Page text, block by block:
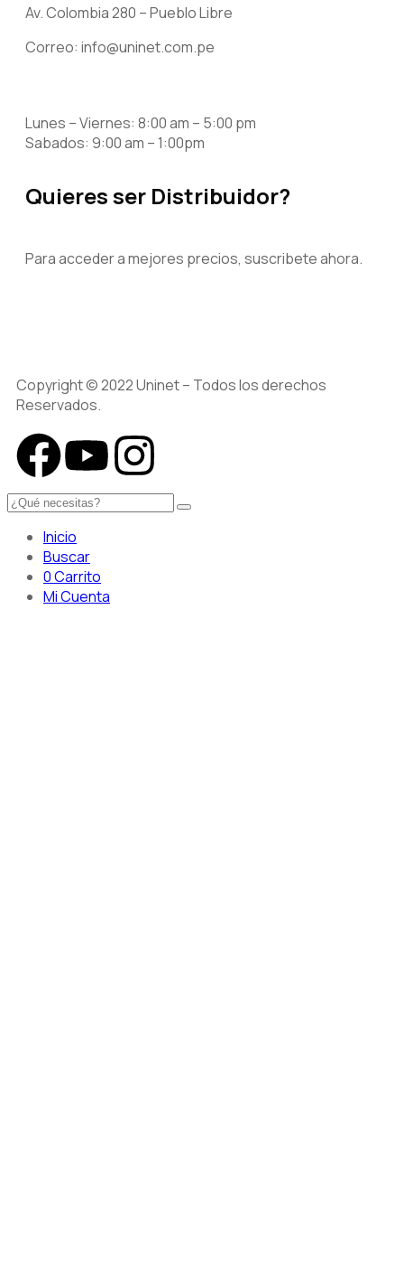
Av. Colombia 280 – Pueblo Libre
Correo: info@uninet.com.pe
Lunes – Viernes: 8:00 am – 5:00 pm
Sabados: 9:00 am – 1:00pm
Quieres ser Distribuidor?
Para acceder a mejores precios, suscribete ahora.
Copyright © 2022 Uninet – Todos los derechos
Reservados.
Inicio
Buscar
0Carrito
Mi Cuenta